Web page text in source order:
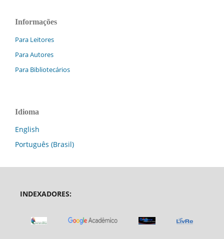
Informações
Para Leitores
Para Autores
Para Bibliotecários
Idioma
English
Português (Brasil)
INDEXADORES: